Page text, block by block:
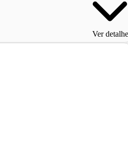
Ver